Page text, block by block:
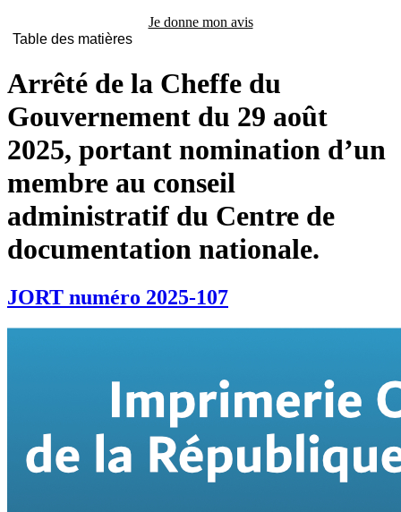
Je donne mon avis
Table des matières
Arrêté de la Cheffe du
Gouvernement du 29 août
2025, portant nomination d’un
membre au conseil
administratif du Centre de
documentation nationale.
JORT numéro 2025-107